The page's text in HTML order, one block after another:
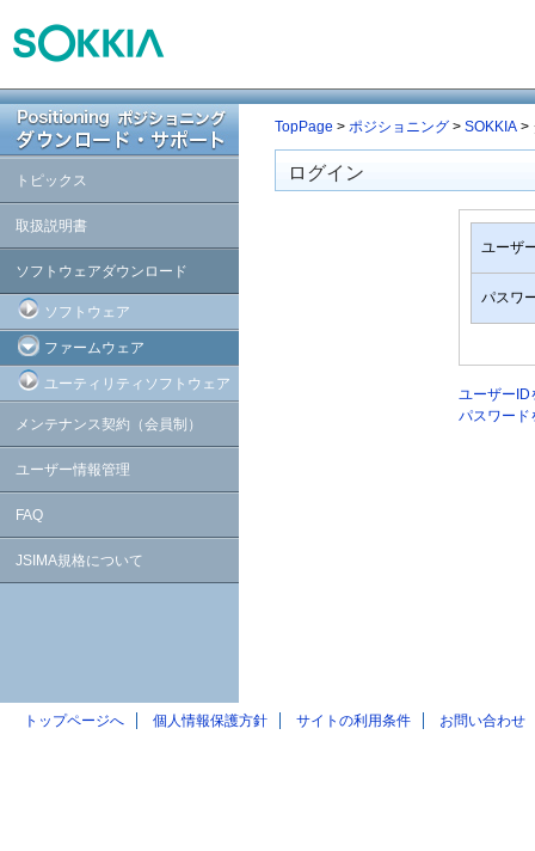
トピックス
取扱説明書
ソフトウェアダウンロード
ソフトウェア
ファームウェア
ユーティリティソフトウェア
メンテナンス契約（会員制）
ユーザー情報管理
FAQ
JSIMA規格について
TopPage > ポジショニング > SOKKIA >
ログイン
ユーザ
パスワ
ユーザーID
パスワード
トップページへ 個人情報保護方針 サイトの利用条件 お問い合わせ